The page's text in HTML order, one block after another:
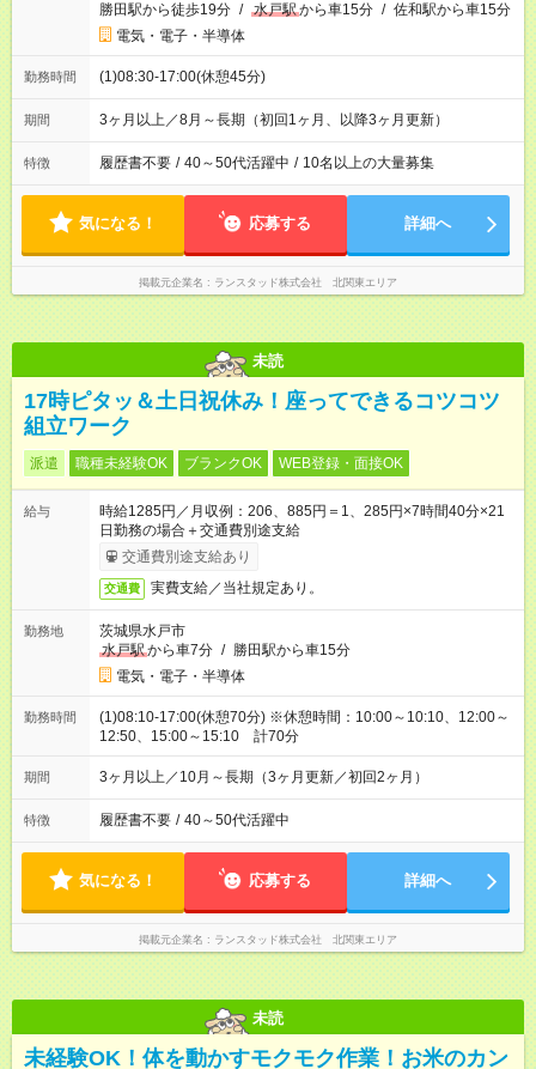
勝田駅から徒歩19分 / 水戸駅から車15分 / 佐和駅から車15分
電気・電子・半導体
勤務時間 (1)08:30-17:00(休憩45分)
期間 3ヶ月以上／8月～長期（初回1ヶ月、以降3ヶ月更新）
特徴 履歴書不要 / 40～50代活躍中 / 10名以上の大量募集
気になる！ 応募する 詳細へ
掲載元企業名 ランスタッド株式会社 北関東エリア
未読
17時ピタッ＆土日祝休み！座ってできるコツコツ
組立ワーク
派遣 職種未経験OK ブランクOK WEB登録・面接OK
給与
時給1285円／月収例：206、885円＝1、285円×7時間40分×21
日勤務の場合＋交通費別途支給
交通費別途支給あり
交通費 実費支給／当社規定あり。
勤務地
茨城県水戸市
水戸駅から車7分 / 勝田駅から車15分
電気・電子・半導体
勤務時間
(1)08:10-17:00(休憩70分) ※休憩時間：10:00～10:10、12:00～
12:50、15:00～15:10 計70分
期間 3ヶ月以上／10月～長期（3ヶ月更新／初回2ヶ月）
特徴 履歴書不要 / 40～50代活躍中
気になる！ 応募する 詳細へ
掲載元企業名 ランスタッド株式会社 北関東エリア
未読
未経験OK！体を動かすモクモク作業！お米のカン